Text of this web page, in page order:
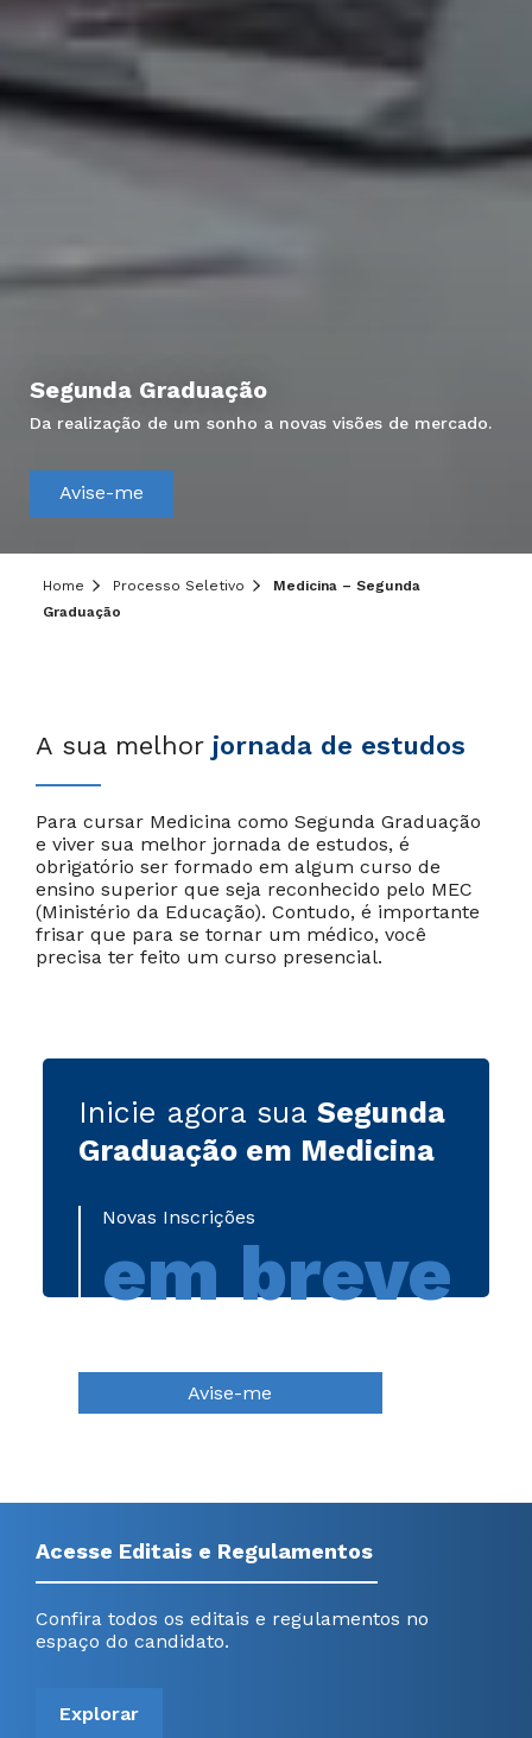
Segunda Graduação
Da realização de um sonho a novas visões de mercado.
Avise-me
Home Processo Seletivo
Medicina – Segunda
Graduação
A sua melhor jornada de estudos
Para cursar Medicina como Segunda Graduação
e viver sua melhor jornada de estudos, é
obrigatório ser formado em algum curso de
ensino superior que seja reconhecido pelo MEC
(Ministério da Educação). Contudo, é importante
frisar que para se tornar um médico, você
precisa ter feito um curso presencial.
Inicie agora sua Segunda
Graduação em Medicina
Novas Inscrições
em breve
Avise-me
Acesse Editais e Regulamentos
Confira todos os editais e regulamentos no
espaço do candidato.
Explorar